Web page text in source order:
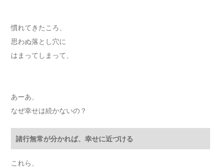
慣れてきたころ、
思わぬ落とし穴に
はまってしまって、
あーあ、
なぜ幸せは続かないの？
諸行無常が分かれば、幸せに近づける
これら、